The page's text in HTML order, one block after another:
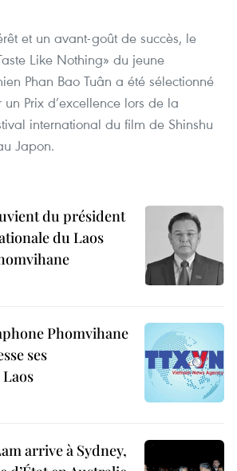
et un avant-goût de succès, le
Like Nothing» du jeune
Phan Bao Tuân a été sélectionné
Prix d’excellence lors de la
international du film de Shinshu
Japon.
du président
du Laos
Phomvihane
ses
arrive à Sydney,